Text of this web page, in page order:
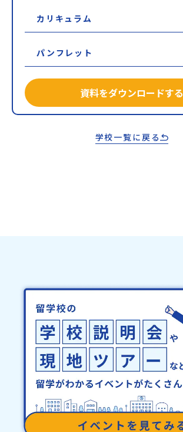
カリキュラム
パンフレット
資料をダウンロードする
学校一覧に戻る